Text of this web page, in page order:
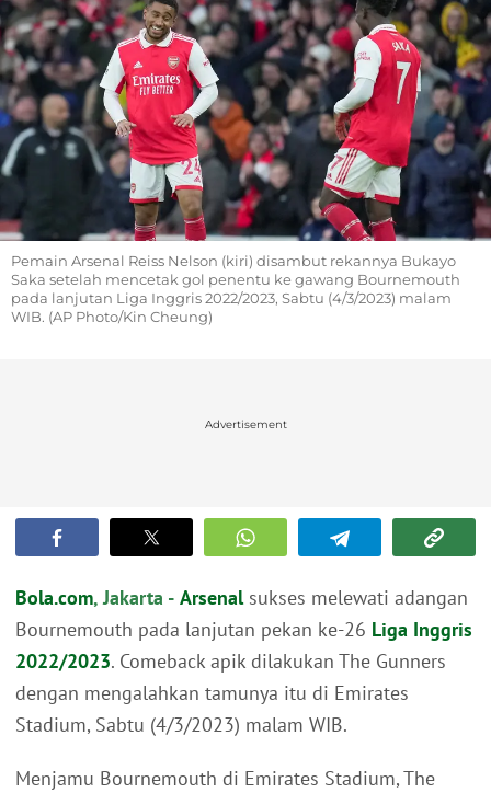
Pemain Arsenal Reiss Nelson (kiri) disambut rekannya Bukayo
Saka setelah mencetak gol penentu ke gawang Bournemouth
pada lanjutan Liga Inggris 2022/2023, Sabtu (4/3/2023) malam
WIB. (AP Photo/Kin Cheung)
Advertisement
Bola.com, Jakarta - Arsenalsukses melewati adangan
Bournemouth pada lanjutan pekan ke-26 Liga Inggris
2022/2023. Comeback apik dilakukan The Gunners
dengan mengalahkan tamunya itu di Emirates
Stadium, Sabtu (4/3/2023) malam WIB.
Menjamu Bournemouth di Emirates Stadium, The